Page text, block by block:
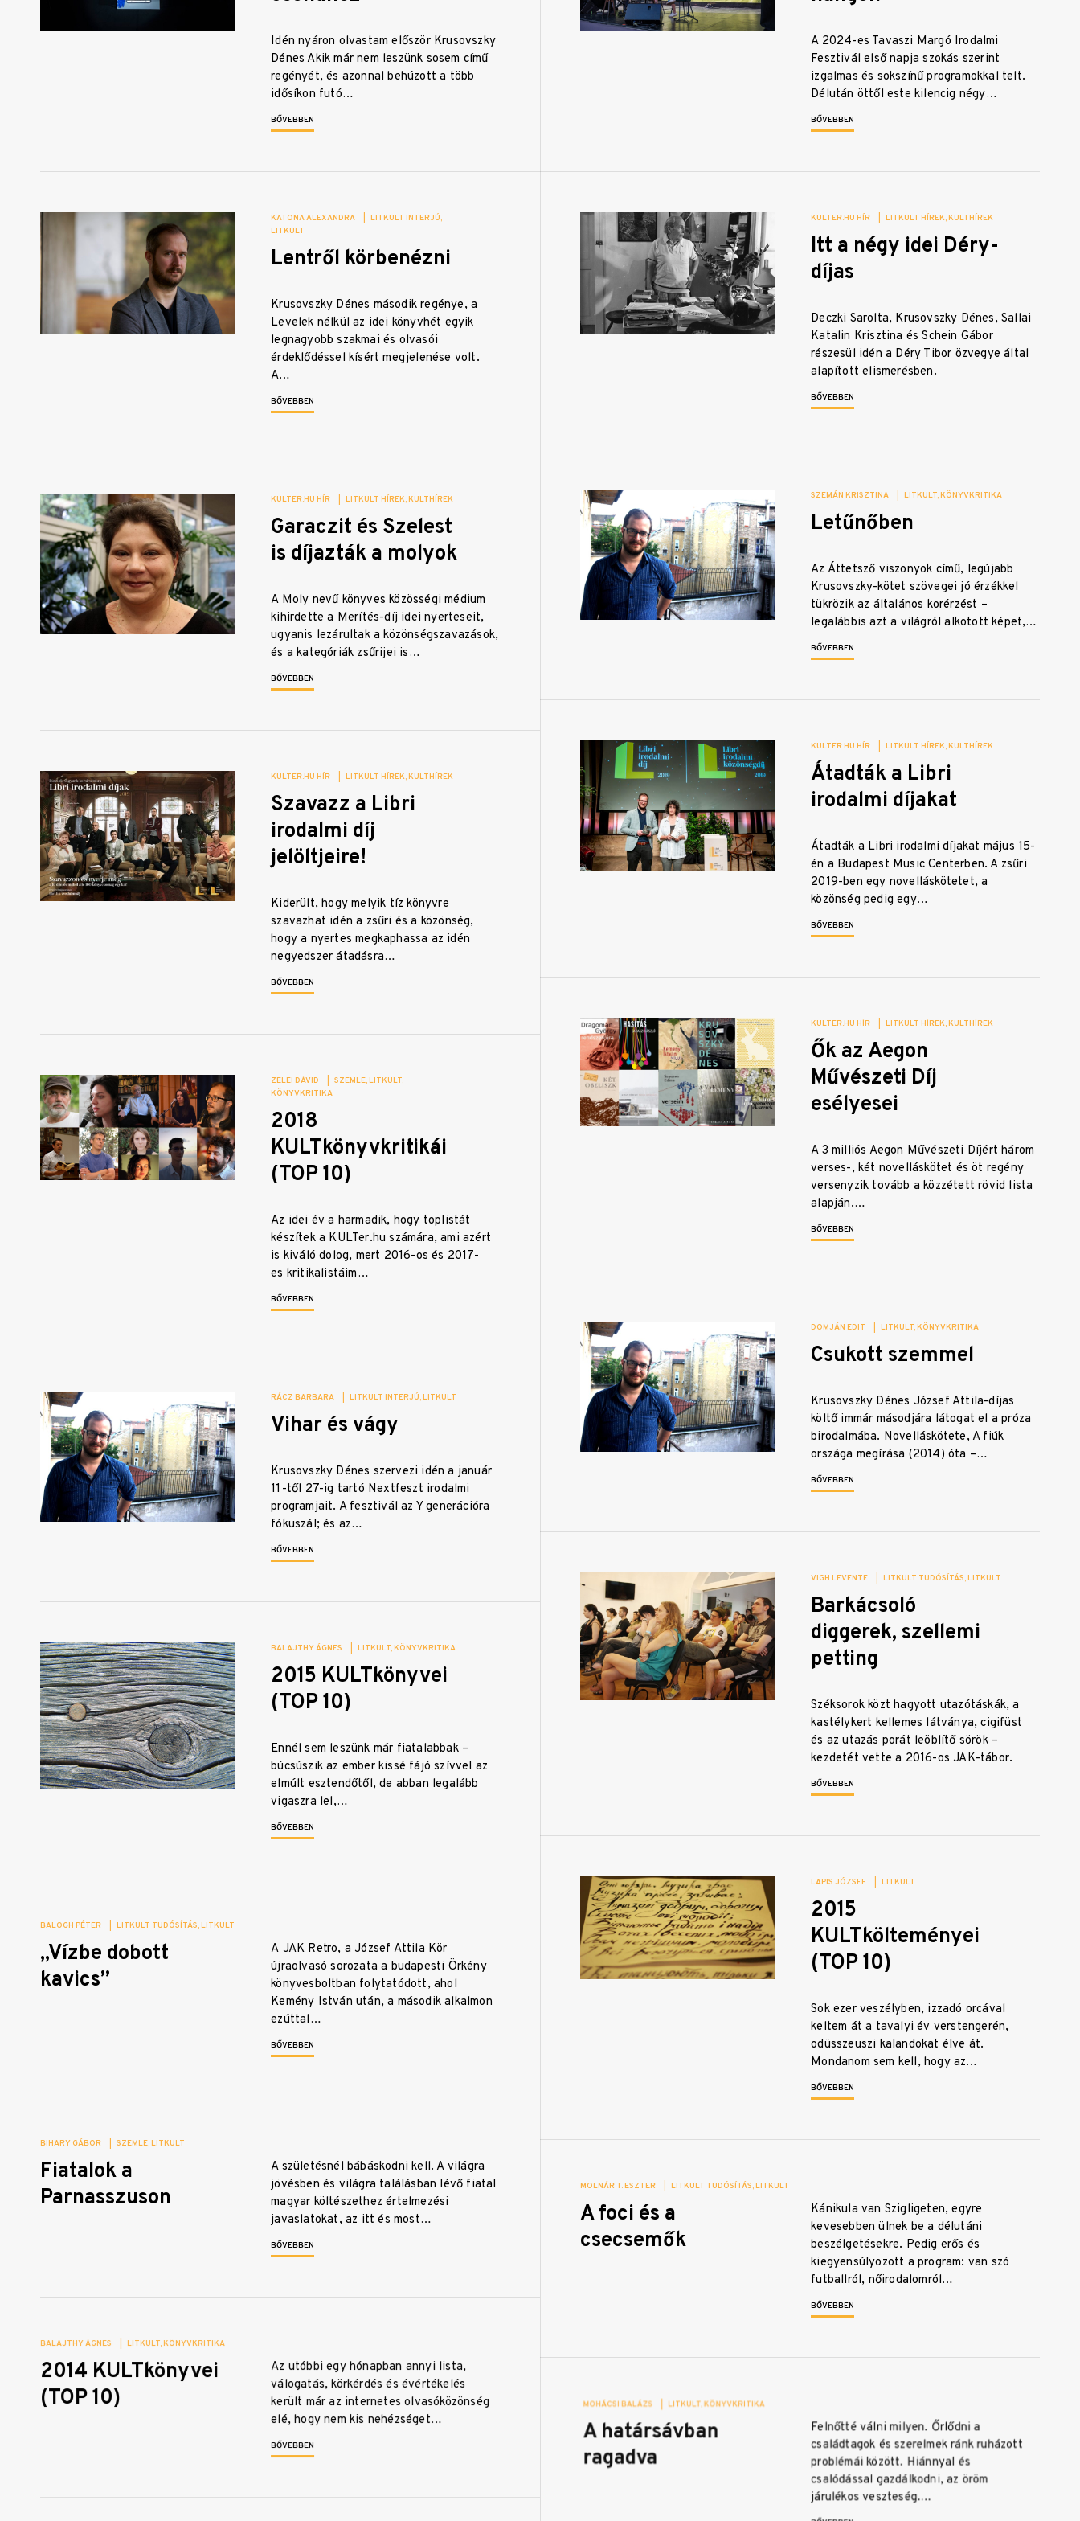
Idén nyáron olvastam először Krusovszky
Dénes Akik már nem leszünk sosem című
regényét, és azonnal behúzott a több
idősíkon futó…
BŐVEBBEN
A 2024-es Tavaszi Margó Irodalmi
Fesztivál első napja szokás szerint
izgalmas és sokszínű programokkal telt.
Délután öttől este kilencig négy…
BŐVEBBEN
KATONA ALEXANDRA
LITKULT INTERJÚ
LITKULT
Lentről körbenézni
Krusovszky Dénes második regénye, a
Levelek nélkül az idei könyvhét egyik
legnagyobb szakmai és olvasói
érdeklődéssel kísért megjelenése volt.
A…
BŐVEBBEN
KULTER.HU HÍR LITKULT HÍREK KULTHÍREK
Itt a négy idei Déry-
díjas
Deczki Sarolta, Krusovszky Dénes, Sallai
Katalin Krisztina és Schein Gábor
részesül idén a Déry Tibor özvegye által
alapított elismerésben.
BŐVEBBEN
SZEMÁN KRISZTINA LITKULT KÖNYVKRITIKA
Letűnőben
Az Áttetsző viszonyok című, legújabb
Krusovszky-kötet szövegei jó érzékkel
tükrözik az általános korérzést –
legalábbis azt a világról alkotott képet,…
BŐVEBBEN
KULTER.HU HÍR LITKULT HÍREK KULTHÍREK
Garaczit és Szelest
is díjazták a molyok
A Moly nevű könyves közösségi médium
kihirdette a Merítés-díj idei nyerteseit,
ugyanis lezárultak a közönségszavazások,
és a kategóriák zsűrijei is…
BŐVEBBEN
KULTER.HU HÍR LITKULT HÍREK KULTHÍREK
Átadták a Libri
irodalmi díjakat
Átadták a Libri irodalmi díjakat május 15-
én a Budapest Music Centerben. A zsűri
2019-ben egy novelláskötetet, a
közönség pedig egy…
BŐVEBBEN
KULTER.HU HÍR LITKULT HÍREK KULTHÍREK
Szavazz a Libri
irodalmi díj
jelöltjeire!
Kiderült, hogy melyik tíz könyvre
szavazhat idén a zsűri és a közönség,
hogy a nyertes megkaphassa az idén
negyedszer átadásra…
BŐVEBBEN
KULTER.HU HÍR LITKULT HÍREK KULTHÍREK
Ők az Aegon
Művészeti Díj
esélyesei
A 3 milliós Aegon Művészeti Díjért három
verses-, két novelláskötet és öt regény
versenyzik tovább a közzétett rövid lista
alapján.…
BŐVEBBEN
ZELEI DÁVID SZEMLE LITKULT
KÖNYVKRITIKA
2018
KULTkönyvkritikái
(TOP 10)
Az idei év a harmadik, hogy toplistát
készítek a KULTer.hu számára, ami azért
is kiváló dolog, mert 2016-os és 2017-
es kritikalistáim…
BŐVEBBEN
DOMJÁN EDIT LITKULT KÖNYVKRITIKA
Csukott szemmel
Krusovszky Dénes József Attila-díjas
költő immár másodjára látogat el a próza
birodalmába. Novelláskötete, A fiúk
országa megírása (2014) óta –…
BŐVEBBEN
RÁCZ BARBARA LITKULT INTERJÚ LITKULT
Vihar és vágy
Krusovszky Dénes szervezi idén a január
11-től 27-ig tartó Nextfeszt irodalmi
programjait. A fesztivál az Y generációra
fókuszál; és az…
BŐVEBBEN
VIGH LEVENTE LITKULT TUDÓSÍTÁS LITKULT
Barkácsoló
diggerek, szellemi
petting
Széksorok közt hagyott utazótáskák, a
kastélykert kellemes látványa, cigifüst
és az utazás porát leöblítő sörök –
kezdetét vette a 2016-os JAK-tábor.
BŐVEBBEN
BALAJTHY ÁGNES LITKULT KÖNYVKRITIKA
2015 KULTkönyvei
(TOP 10)
Ennél sem leszünk már fiatalabbak –
búcsúszik az ember kissé fájó szívvel az
elmúlt esztendőtől, de abban legalább
vigaszra lel,…
BŐVEBBEN
LAPIS JÓZSEF LITKULT
2015
KULTkölteményei
(TOP 10)
Sok ezer veszélyben, izzadó orcával
keltem át a tavalyi év verstengerén,
odüsszeuszi kalandokat élve át.
Mondanom sem kell, hogy az…
BŐVEBBEN
BALOGH PÉTER LITKULT TUDÓSÍTÁS LITKULT
„Vízbe dobott
kavics”
A JAK Retro, a József Attila Kör
újraolvasó sorozata a budapesti Örkény
könyvesboltban folytatódott, ahol
Kemény István után, a második alkalmon
ezúttal…
BŐVEBBEN
BIHARY GÁBOR SZEMLE LITKULT
Fiatalok a
Parnasszuson
A születésnél bábáskodni kell. A világra
jövésben és világra találásban lévő fiatal
magyar költészethez értelmezési
javaslatokat, az itt és most…
BŐVEBBEN
MOLNÁR T. ESZTER LITKULT TUDÓSÍTÁS LITKULT
A foci és a
csecsemők
Kánikula van Szigligeten, egyre
kevesebben ülnek be a délutáni
beszélgetésekre. Pedig erős és
kiegyensúlyozott a program: van szó
futballról, nőirodalomról…
BŐVEBBEN
BALAJTHY ÁGNES LITKULT KÖNYVKRITIKA
2014 KULTkönyvei
(TOP 10)
Az utóbbi egy hónapban annyi lista,
válogatás, körkérdés és évértékelés
került már az internetes olvasóközönség
elé, hogy nem kis nehézséget…
BŐVEBBEN
MOHÁCSI BALÁZS LITKULT KÖNYVKRITIKA
A határsávban
ragadva
Felnőtté válni milyen. Őrlődni a
családtagok és szerelmek ránk ruházott
problémái között. Hiánnyal és
csalódással gazdálkodni, az öröm
járulékos veszteség.…